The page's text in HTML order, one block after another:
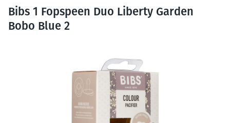
Bibs 1 Fopspeen Duo Liberty Garden
Bobo Blue 2